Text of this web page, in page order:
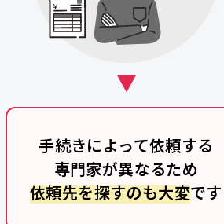
手続きによって依頼する
専門家が異なるため
依頼先を探すのも大変です